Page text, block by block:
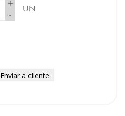
+
-
UN
Enviar a cliente